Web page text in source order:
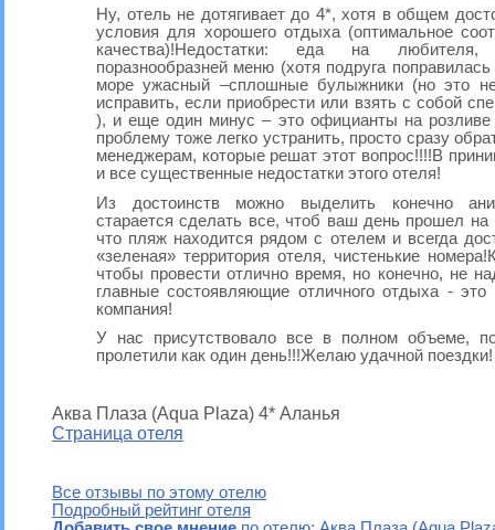
Ну, отель не дотягивает до 4*, хотя в общем
условия для хорошего отдыха (оптимальное
качества)!Недостатки: еда на
поразнообразней меню (хотя подруга
море ужасный –сплошные булыжники (но это
исправить, если приобрести или взять с собой
), и еще один минус – это официанты на розливе
проблему тоже легко устранить, просто сразу
менеджерам, которые решат этот вопрос!!!!В
и все существенные недостатки этого отеля!
Из достоинств можно выделить конечно
старается сделать все, чтоб ваш день прошел на
что пляж находится рядом с отелем и всегда
«зеленая» территория отеля, чистенькие
чтобы провести отлично время, но конечно, не
главные состоявляющие отличного отдыха -
компания!
У нас присутствовало все в полном объеме,
пролетили как один день!!!Желаю удачной поездки!
Аква Плаза (Aqua Plaza) 4* Аланья
Страница отеля
Все отзывы по этому отелю
Подробный рейтинг отеля